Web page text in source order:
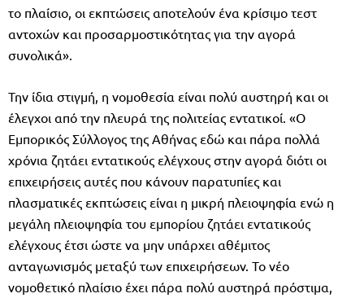
το πλαίσιο, οι εκπτώσεις αποτελούν ένα κρίσιμο τεστ
αντοχών και προσαρμοστικότητας για την αγορά
συνολικά».
Την ίδια στιγμή, η νομοθεσία είναι πολύ αυστηρή και οι
έλεγχοι από την πλευρά της πολιτείας εντατικοί. «Ο
Εμπορικός Σύλλογος της Αθήνας εδώ και πάρα πολλά
χρόνια ζητάει εντατικούς ελέγχους στην αγορά διότι οι
επιχειρήσεις αυτές που κάνουν παρατυπίες και
πλασματικές εκπτώσεις είναι η μικρή πλειοψηφία ενώ η
μεγάλη πλειοψηφία του εμπορίου ζητάει εντατικούς
ελέγχους έτσι ώστε να μην υπάρχει αθέμιτος
ανταγωνισμός μεταξύ των επιχειρήσεων. Το νέο
νομοθετικό πλαίσιο έχει πάρα πολύ αυστηρά πρόστιμα,